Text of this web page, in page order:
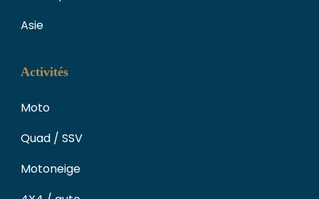
Asie
Activités
Moto
Quad / SSV
Motoneige